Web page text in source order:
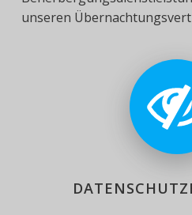
unseren